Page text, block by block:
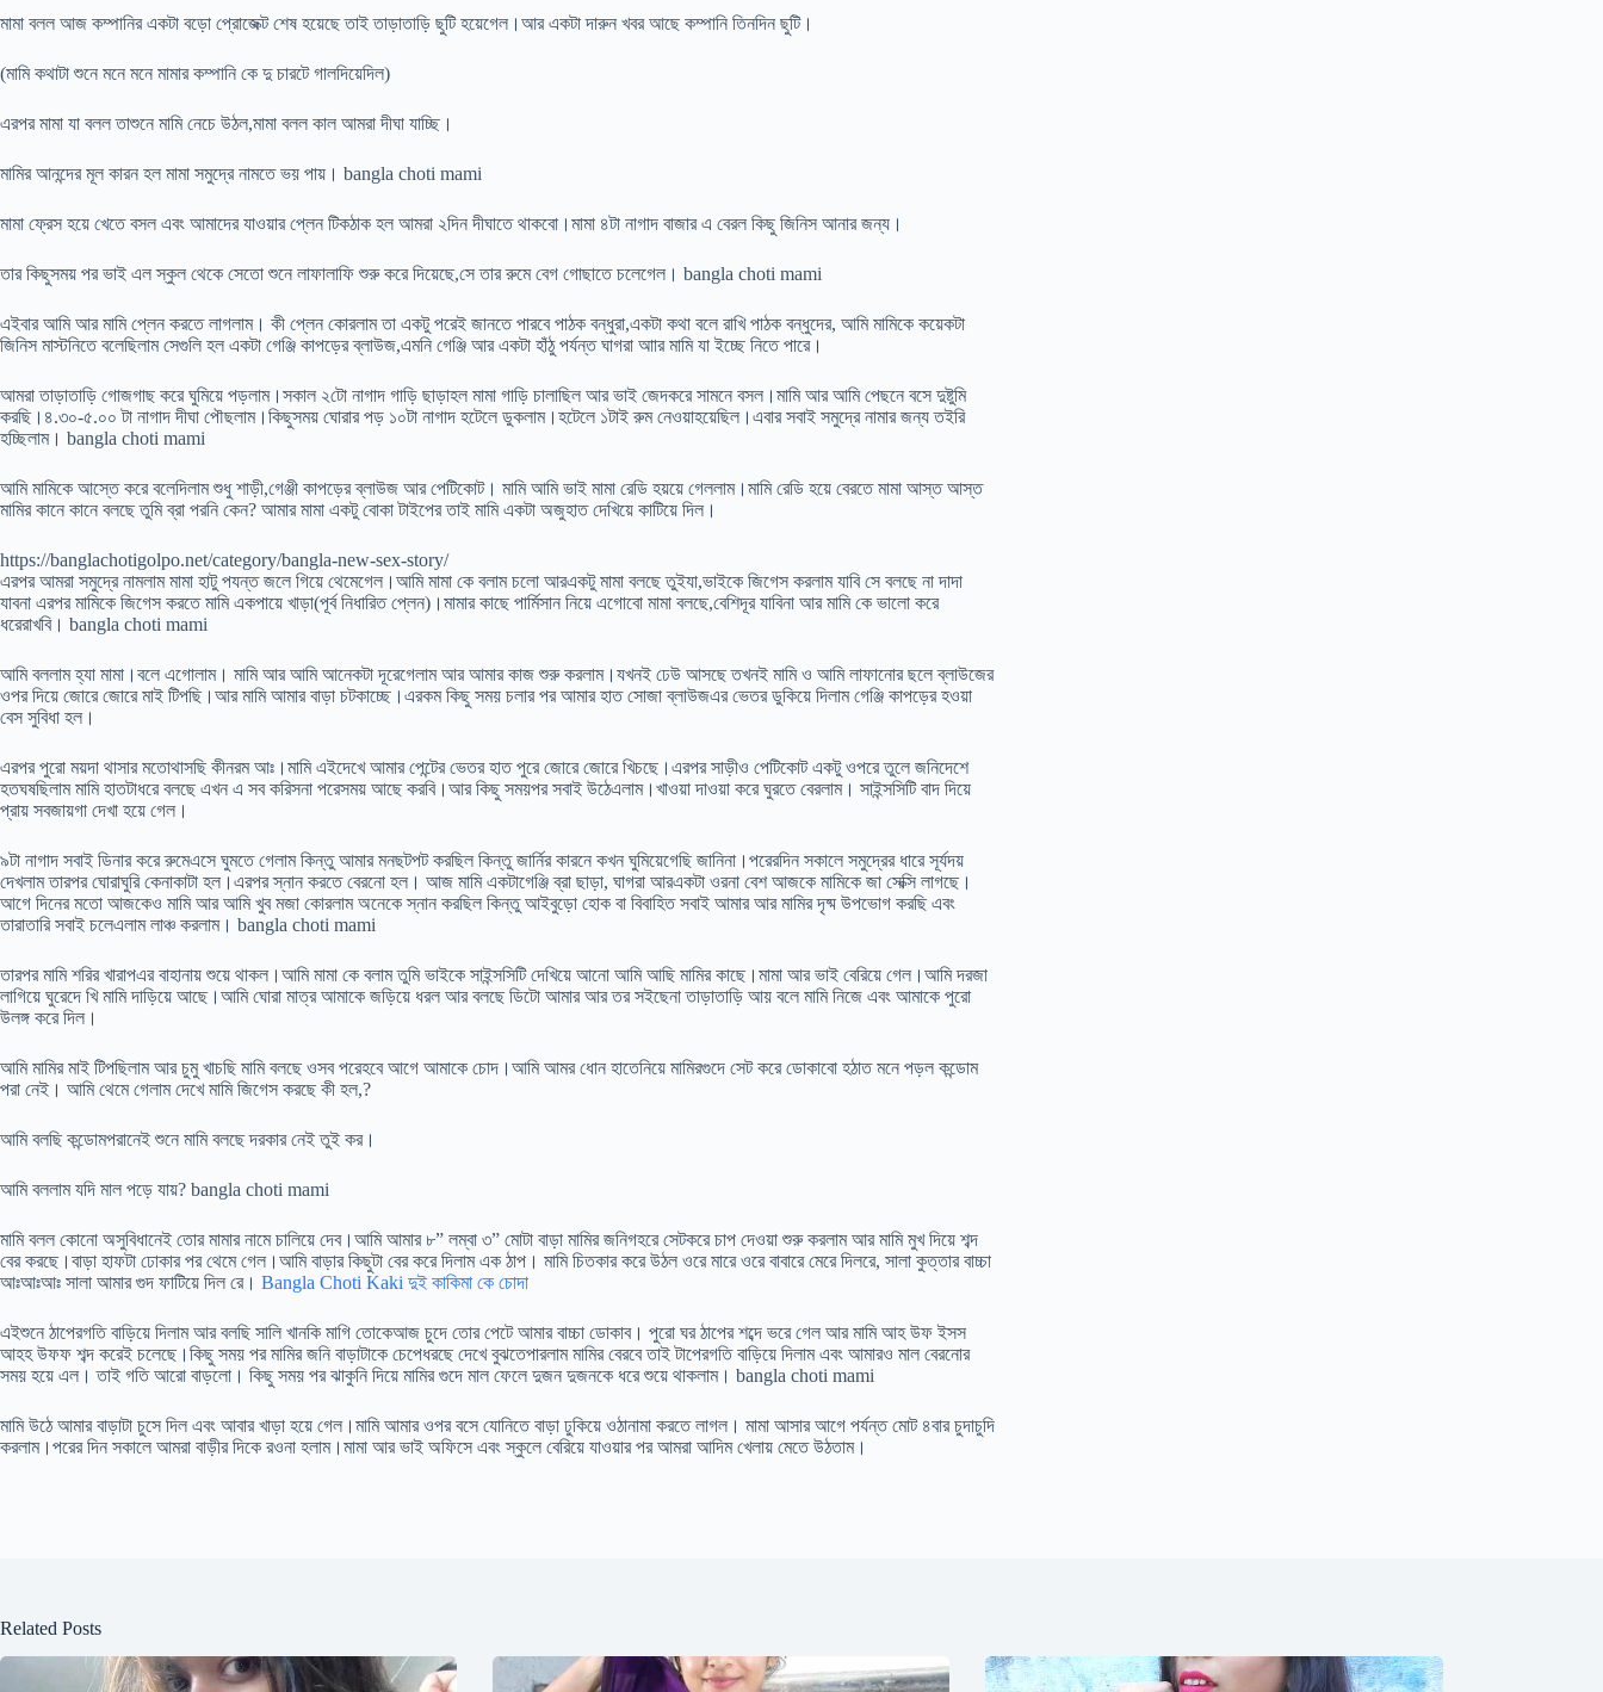
মামা বলল আজ কম্পানির একটা বড়ো প্রোজেক্ট শেষ হয়েছে তাই তাড়াতাড়ি ছুটি হয়েগেল।আর একটা দারুন খবর আছে কম্পানি তিনদিন ছুটি।
(মামি কথাটা শুনে মনে মনে মামার কম্পানি কে দু চারটে গালদিয়েদিল)
এরপর মামা যা বলল তাশুনে মামি নেচে উঠল,মামা বলল কাল আমরা দীঘা যাচ্ছি।
মামির আনন্দের মূল কারন হল মামা সমুদ্রে নামতে ভয় পায়। bangla choti mami
মামা ফ্রেস হয়ে খেতে বসল এবং আমাদের যাওয়ার প্লেন টিকঠাক হল আমরা ২দিন দীঘাতে থাকবো।মামা ৪টা নাগাদ বাজার এ বেরল কিছু জিনিস আনার জন্য।
তার কিছুসময় পর ভাই এল স্কুল থেকে সেতো শুনে লাফালাফি শুরু করে দিয়েছে,সে তার রুমে বেগ গোছাতে চলেগেল। bangla choti mami
এইবার আমি আর মামি প্লেন করতে লাগলাম। কী প্লেন কোরলাম তা একটু পরেই জানতে পারবে পাঠক বন্ধুরা,একটা কথা বলে রাখি পাঠক বন্ধুদের, আমি মামিকে কয়েকটা
জিনিস মাস্টনিতে বলেছিলাম সেগুলি হল একটা গেঞ্জি কাপড়ের ব্লাউজ,এমনি গেঞ্জি আর একটা হাঁঠু পর্যন্ত ঘাগরা আার মামি যা ইচ্ছে নিতে পারে।
আমরা তাড়াতাড়ি গোজগাছ করে ঘুমিয়ে পড়লাম।সকাল ২টো নাগাদ গাড়ি ছাড়াহল মামা গাড়ি চালাছিল আর ভাই জেদকরে সামনে বসল।মামি আর আমি পেছনে বসে দুষ্টুমি
করছি।৪.৩০-৫.০০ টা নাগাদ দীঘা পৌছলাম।কিছুসময় ঘোরার পড় ১০টা নাগাদ হটেলে ডুকলাম।হটেলে ১টাই রুম নেওয়াহয়েছিল।এবার সবাই সমুদ্রে নামার জন্য তইরি
হচ্ছিলাম। bangla choti mami
আমি মামিকে আস্তে করে বলেদিলাম শুধু শাড়ী,গেঞ্জী কাপড়ের ব্লাউজ আর পেটিকোট। মামি আমি ভাই মামা রেডি হয়য়ে গেললাম।মামি রেডি হয়ে বেরতে মামা আস্ত আস্ত
মামির কানে কানে বলছে তুমি ব্রা পরনি কেন? আমার মামা একটু বোকা টাইপের তাই মামি একটা অজুহাত দেখিয়ে কাটিয়ে দিল।
https://banglachotigolpo.net/category/bangla-new-sex-story/
এরপর আমরা সমুদ্রে নামলাম মামা হাটু পযন্ত জলে গিয়ে থেমেগেল।আমি মামা কে বলাম চলো আরএকটু মামা বলছে তুইযা,ভাইকে জিগেস করলাম যাবি সে বলছে না দাদা
যাবনা এরপর মামিকে জিগেস করতে মামি একপায়ে খাড়া(পূর্ব নিধারিত প্লেন)।মামার কাছে পার্মিসান নিয়ে এগোবো মামা বলছে,বেশিদূর যাবিনা আর মামি কে ভালো করে
ধরেরাখবি। bangla choti mami
আমি বললাম হ্যা মামা।বলে এগোলাম। মামি আর আমি আনেকটা দূরেগেলাম আর আমার কাজ শুরু করলাম।যখনই ঢেউ আসছে তখনই মামি ও আমি লাফানোর ছলে ব্লাউজের
ওপর দিয়ে জোরে জোরে মাই টিপছি।আর মামি আমার বাড়া চটকাচ্ছে।এরকম কিছু সময় চলার পর আমার হাত সোজা ব্লাউজএর ভেতর ডুকিয়ে দিলাম গেঞ্জি কাপড়ের হওয়া
বেস সুবিধা হল।
এরপর পুরো ময়দা থাসার মতোথাসছি কীনরম আঃ।মামি এইদেখে আমার পেন্টের ভেতর হাত পুরে জোরে জোরে খিচছে।এরপর সাড়ীও পেটিকোট একটু ওপরে তুলে জনিদেশে
হতঘষছিলাম মামি হাতটাধরে বলছে এখন এ সব করিসনা পরেসময় আছে করবি।আর কিছু সময়পর সবাই উঠেএলাম।খাওয়া দাওয়া করে ঘুরতে বেরলাম। সাইন্সসিটি বাদ দিয়ে
প্রায় সবজায়গা দেখা হয়ে গেল।
৯টা নাগাদ সবাই ডিনার করে রুমেএসে ঘুমতে গেলাম কিন্তু আমার মনছটপট করছিল কিন্তু জার্নির কারনে কখন ঘুমিয়েগেছি জানিনা।পরেরদিন সকালে সমুদ্রের ধারে সূর্যদয়
দেখলাম তারপর ঘোরাঘুরি কেনাকাটা হল।এরপর স্নান করতে বেরনো হল। আজ মামি একটাগেঞ্জি ব্রা ছাড়া, ঘাগরা আরএকটা ওরনা বেশ আজকে মামিকে জা সেক্সি লাগছে।
আগে দিনের মতো আজকেও মামি আর আমি খুব মজা কোরলাম অনেকে স্নান করছিল কিন্তু আইবুড়ো হোক বা বিবাহিত সবাই আমার আর মামির দৃষ্ম উপভোগ করছি এবং
তারাতারি সবাই চলেএলাম লাঞ্চ করলাম। bangla choti mami
তারপর মামি শরির খারাপএর বাহানায় শুয়ে থাকল।আমি মামা কে বলাম তুমি ভাইকে সাইন্সসিটি দেখিয়ে আনো আমি আছি মামির কাছে।মামা আর ভাই বেরিয়ে গেল।আমি দরজা
লাগিয়ে ঘুরেদে খি মামি দাড়িয়ে আছে।আমি ঘোরা মাত্র আমাকে জড়িয়ে ধরল আর বলছে ডিটো আমার আর তর সইছেনা তাড়াতাড়ি আয় বলে মামি নিজে এবং আমাকে পুরো
উলঙ্গ করে দিল।
আমি মামির মাই টিপছিলাম আর চুমু খাচছি মামি বলছে ওসব পরেহবে আগে আমাকে চোদ।আমি আমর ধোন হাতেনিয়ে মামিরগুদে সেট করে ডোকাবো হঠাত মনে পড়ল কন্ডোম
পরা নেই। আমি থেমে গেলাম দেখে মামি জিগেস করছে কী হল,?
আমি বলছি কন্ডোমপরানেই শুনে মামি বলছে দরকার নেই তুই কর।
আমি বললাম যদি মাল পড়ে যায়? bangla choti mami
মামি বলল কোনো অসুবিধানেই তোর মামার নামে চালিয়ে দেব।আমি আমার ৮” লম্বা ৩” মোটা বাড়া মামির জনিগহরে সেটকরে চাপ দেওয়া শুরু করলাম আর মামি মুখ দিয়ে শব্দ
বের করছে।বাড়া হাফটা ঢোকার পর থেমে গেল।আমি বাড়ার কিছুটা বের করে দিলাম এক ঠাপ। মামি চিতকার করে উঠল ওরে মারে ওরে বাবারে মেরে দিলরে, সালা কুত্তার বাচ্চা
আঃআঃআঃ সালা আমার গুদ ফাটিয়ে দিল রে। Bangla Choti Kaki দুই কাকিমা কে চোদা
এইশুনে ঠাপেরগতি বাড়িয়ে দিলাম আর বলছি সালি খানকি মাগি তোকেআজ চুদে তোর পেটে আমার বাচ্চা ডোকাব। পুরো ঘর ঠাপের শব্দে ভরে গেল আর মামি আহ উফ ইসস
আহহ উফফ শব্দ করেই চলেছে।কিছু সময় পর মামির জনি বাড়াটাকে চেপেধরছে দেখে বুঝতেপারলাম মামির বেরবে তাই টাপেরগতি বাড়িয়ে দিলাম এবং আমারও মাল বেরনোর
সময় হয়ে এল। তাই গতি আরো বাড়লো। কিছু সময় পর ঝাকুনি দিয়ে মামির গুদে মাল ফেলে দুজন দুজনকে ধরে শুয়ে থাকলাম। bangla choti mami
মামি উঠে আমার বাড়াটা চুসে দিল এবং আবার খাড়া হয়ে গেল।মামি আমার ওপর বসে যোনিতে বাড়া ঢুকিয়ে ওঠানামা করতে লাগল। মামা আসার আগে পর্যন্ত মোট ৪বার চুদাচুদি
করলাম।পরের দিন সকালে আমরা বাড়ীর দিকে রওনা হলাম।মামা আর ভাই অফিসে এবং স্কুলে বেরিয়ে যাওয়ার পর আমরা আদিম খেলায় মেতে উঠতাম।
Related Posts